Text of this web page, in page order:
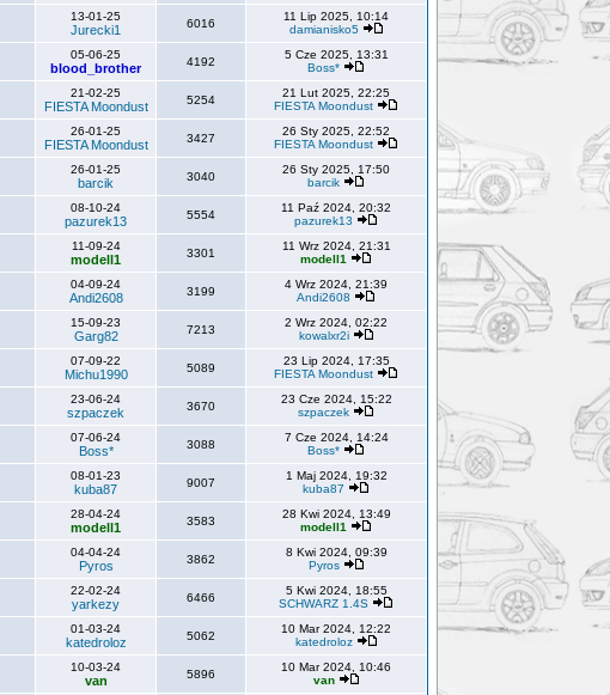
13-01-25
Jurecki1 6016
11 Lip 2025, 10:14
damianisko5
05-06-25
blood_brother 4192
5 Cze 2025, 13:31
Boss*
21-02-25
FIESTA Moondust 5254
21 Lut 2025, 22:25
FIESTA Moondust
26-01-25
FIESTA Moondust 3427
26 Sty 2025, 22:52
FIESTA Moondust
26-01-25
barcik 3040
26 Sty 2025, 17:50
barcik
08-10-24
pazurek13 5554
11 Paź 2024, 20:32
pazurek13
11-09-24
modell1 3301
11 Wrz 2024, 21:31
modell1
04-09-24
Andi2608 3199
4 Wrz 2024, 21:39
Andi2608
15-09-23
Garg82 7213
2 Wrz 2024, 02:22
kowalxr2i
07-09-22
Michu1990 5089
23 Lip 2024, 17:35
FIESTA Moondust
23-06-24
szpaczek 3670
23 Cze 2024, 15:22
szpaczek
07-06-24
Boss* 3088
7 Cze 2024, 14:24
Boss*
08-01-23
kuba87 9007
1 Maj 2024, 19:32
kuba87
28-04-24
modell1 3583
28 Kwi 2024, 13:49
modell1
04-04-24
Pyros 3862
8 Kwi 2024, 09:39
Pyros
22-02-24
yarkezy 6466
5 Kwi 2024, 18:55
SCHWARZ 1.4S
01-03-24
katedroloz 5062
10 Mar 2024, 12:22
katedroloz
10-03-24
van 5896
10 Mar 2024, 10:46
van